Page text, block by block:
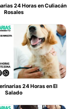
24 Horas en Culiacán
Rosales
24 Horas en El
Salado